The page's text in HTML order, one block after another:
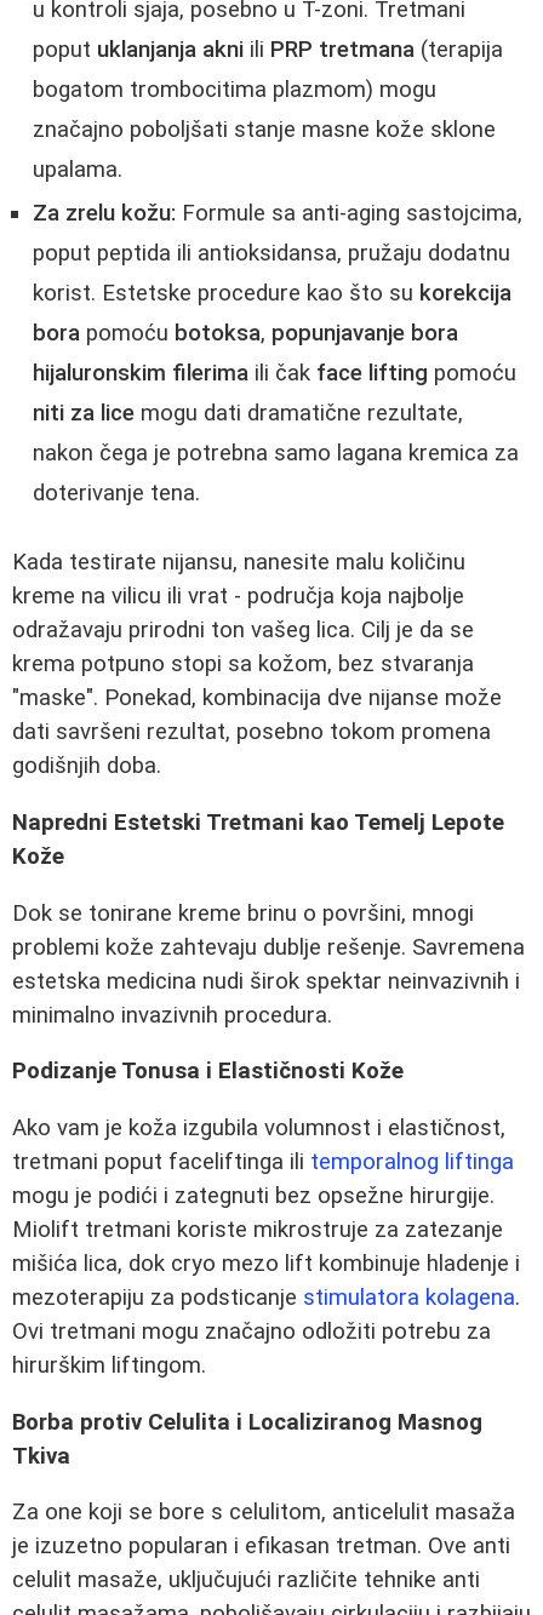
u kontroli sjaja, posebno u T-zoni. Tretmani
poput uklanjanja akni ili PRP tretmana (terapija
bogatom trombocitima plazmom) mogu
značajno poboljšati stanje masne kože sklone
upalama.
Za zrelu kožu: Formule sa anti-aging sastojcima,
poput peptida ili antioksidansa, pružaju dodatnu
korist. Estetske procedure kao što su korekcija
bora pomoću botoksa, popunjavanje bora
hijaluronskim filerima ili čak face lifting pomoću
niti za lice mogu dati dramatične rezultate,
nakon čega je potrebna samo lagana kremica za
doterivanje tena.
Kada testirate nijansu, nanesite malu količinu
kreme na vilicu ili vrat - područja koja najbolje
odražavaju prirodni ton vašeg lica. Cilj je da se
krema potpuno stopi sa kožom, bez stvaranja
"maske". Ponekad, kombinacija dve nijanse može
dati savršeni rezultat, posebno tokom promena
godišnjih doba.
Napredni Estetski Tretmani kao Temelj Lepote
Kože
Dok se tonirane kreme brinu o površini, mnogi
problemi kože zahtevaju dublje rešenje. Savremena
estetska medicina nudi širok spektar neinvazivnih i
minimalno invazivnih procedura.
Podizanje Tonusa i Elastičnosti Kože
Ako vam je koža izgubila volumnost i elastičnost,
tretmani poput faceliftinga ili temporalnog liftinga
mogu je podići i zategnuti bez opsežne hirurgije.
Miolift tretmani koriste mikrostruje za zatezanje
mišića lica, dok cryo mezo lift kombinuje hladenje i
mezoterapiju za podsticanje stimulatora kolagena.
Ovi tretmani mogu značajno odložiti potrebu za
hirurškim liftingom.
Borbа protiv Celulita i Localiziranog Masnog
Tkiva
Za one koji se bore s celulitom, anticelulit masaža
je izuzetno popularan i efikasan tretman. Ove anti
celulit masaže, uključujući različite tehnike anti